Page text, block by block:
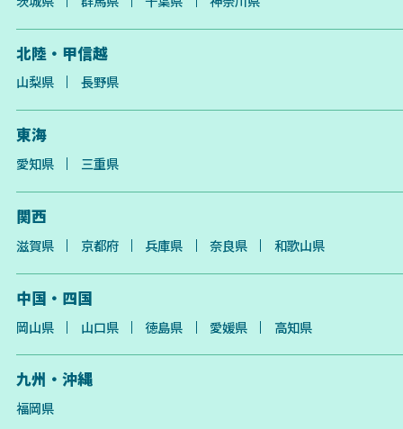
北陸・甲信越
山梨県 長野県
東海
愛知県 三重県
関西
滋賀県 京都府 兵庫県 奈良県 和歌山県
中国・四国
岡山県 山口県 徳島県 愛媛県 高知県
九州・沖縄
福岡県